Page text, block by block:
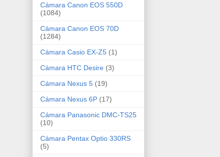
Cámara Canon EOS 550D
(1084)
Cámara Canon EOS 70D
(1284)
Cámara Casio EX-Z5 (1)
Cámara HTC Desire (3)
Cámara Nexus 5 (19)
Cámara Nexus 6P (17)
Cámara Panasonic DMC-TS25
(10)
Cámara Pentax Optio 330RS
(5)